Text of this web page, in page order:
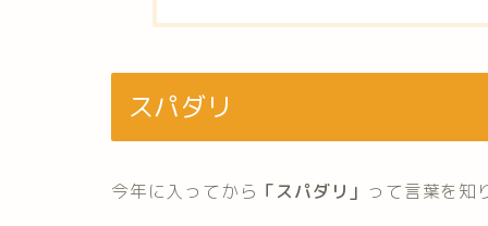
スパダリ
今年に入ってから 「スパダリ」 って言葉を知